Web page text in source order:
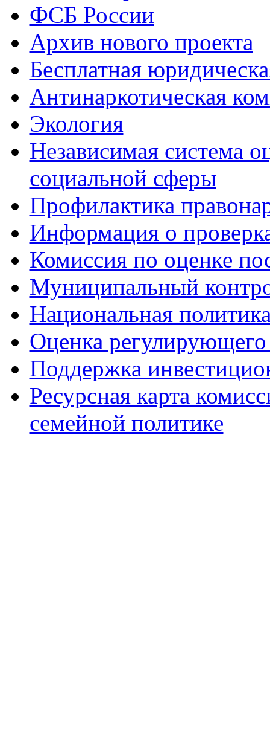
ФСБ России
Архив нового проекта
Бесплатная
Антинаркотическая
Экология
Независимая система
социальной сферы
Профилактика
Информация о
Комиссия по оценке
Муниципальный
Национальная
Оценка регулирующего
Поддержка
Ресурсная карта
семейной политике